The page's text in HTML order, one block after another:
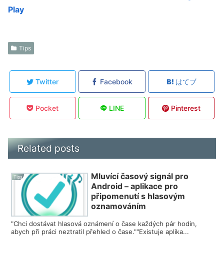
Play
Tips
Twitter Facebook はてブ
Pocket LINE Pinterest
Related posts
Tips
Mluvící časový signál pro
Android – aplikace pro
připomenutí s hlasovým
oznamováním
"Chci dostávat hlasová oznámení o čase každých pár hodin,
abych při práci neztratil přehled o čase.""Existuje aplika...